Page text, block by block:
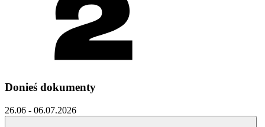
Donieś dokumenty
26.06 - 06.07.2026